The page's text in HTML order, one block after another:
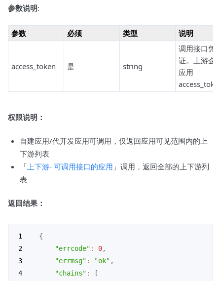
参数说明:
参数 必须 类型 说明
access_token 是 string
调用接口凭
证。上游企
应用
权限说明：
自建应用/代开发应用可调用，仅返回应用可见范围内的上
下游列表
「上下游- 可调用接口的应用 」调用，返回全部的上下游列
表
返回结果：
{
"errcode" : 0,
"errmsg" : "ok" ,
"chains" :
[